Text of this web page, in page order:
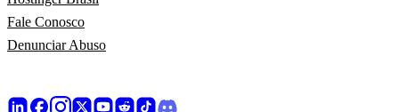
Fale Conosco
Denunciar Abuso